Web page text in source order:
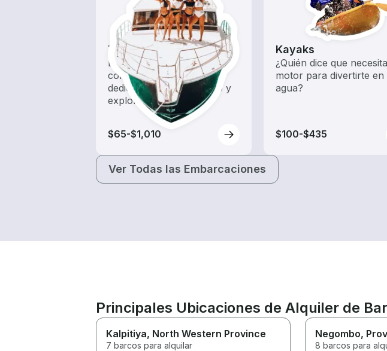
Tours
Explora las aguas locales
con un alquiler de barco
dedicado a hacer turismo y
exploración.
$65-$1,010
Kayaks
¿Quién dice que
motor para divertirte en
agua?
$100-$435
Ver Todas las Embarcaciones
Principales Ubicaciones de Alquiler de
Kalpitiya, North Western Province
7 barcos para alquilar
Negombo,
8 barcos para